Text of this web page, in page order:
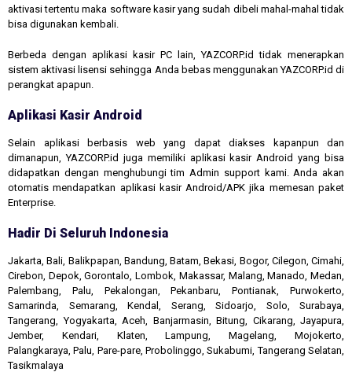
aktivasi tertentu maka software kasir yang sudah dibeli mahal-mahal tidak
bisa digunakan kembali.
Berbeda dengan aplikasi kasir PC lain, YAZCORP.id tidak menerapkan
sistem aktivasi lisensi sehingga Anda bebas menggunakan YAZCORP.id di
perangkat apapun.
Aplikasi Kasir Android
Selain aplikasi berbasis web yang dapat diakses kapanpun dan
dimanapun, YAZCORP.id juga memiliki aplikasi kasir Android yang bisa
didapatkan dengan menghubungi tim Admin support kami. Anda akan
otomatis mendapatkan aplikasi kasir Android/APK jika memesan paket
Enterprise.
Hadir Di Seluruh Indonesia
Jakarta, Bali, Balikpapan, Bandung, Batam, Bekasi, Bogor, Cilegon, Cimahi,
Cirebon, Depok, Gorontalo, Lombok, Makassar, Malang, Manado, Medan,
Palembang, Palu, Pekalongan, Pekanbaru, Pontianak, Purwokerto,
Samarinda, Semarang, Kendal, Serang, Sidoarjo, Solo, Surabaya,
Tangerang, Yogyakarta, Aceh, Banjarmasin, Bitung, Cikarang, Jayapura,
Jember, Kendari, Klaten, Lampung, Magelang, Mojokerto,
Palangkaraya, Palu, Pare-pare, Probolinggo, Sukabumi, Tangerang Selatan,
Tasikmalaya